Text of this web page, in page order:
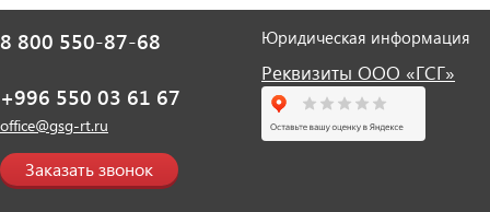
8 800 550-87-68
+996 550 03 61 67
office@gsg-rt.ru
Заказать звонок
Юридическая информация
Реквизиты ООО «ГСГ»